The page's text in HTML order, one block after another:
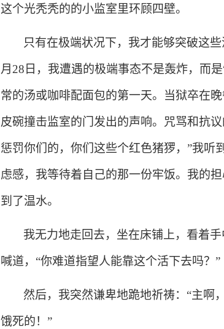
这个光秃秃的的小监室里环顾四壁。
只有在极端状况下，我才能够突破这
月28日，我遭遇的极端事态不是轰炸，而
常的汤或咖啡配面包的第一天。当狱卒在
皮碗撞击监室的门发出的声响。咒骂和抗
惩罚你们的，你们这些个红色猪猡，”我听
虑感，我等待着自己的那一份牢饭。我的
到了温水。
我无力地走回去，坐在床铺上，看着
喊道，“你难道指望人能靠这个活下去吗？”
然后，我突然谦卑地跪地祈祷：“主啊
饿死的！”